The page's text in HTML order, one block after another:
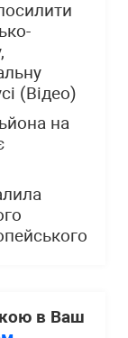
(Відео)
на
в Ваш